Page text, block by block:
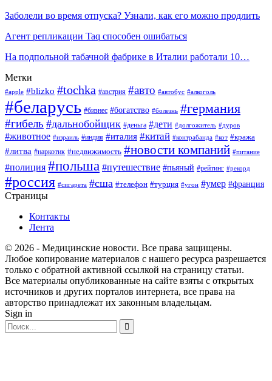
Заболели во время отпуска? Узнали, как его можно продлить
Агент репликации Taq способен ошибаться
На подпольной табачной фабрике в Италии работали 10…
Метки
#apple #blizko #tochka #австрия #авто #автобус #алкоголь
#беларусь #бизнес #богатство #болезнь #германия
#гибель #дальнобойщик #деньга #дети #долгожитель #дуров
#животное #израиль #индия #италия #китай #контрабанда #кот #кража
#литва #наркотик #недвижимость #новости компаний #питание
#полиция #польша #путешествие #пьяный #рейтинг #рекорд
#россия #сигарета #сша #телефон #турция #угон #умер #франция
Страницы
Контакты
Лента
© 2026 - Медицинские новости. Все права защищены.
Любое копирование материалов с нашего ресурса разрешается
только с обратной активной ссылкой на страницу статьи.
Все материалы опубликованные на сайте взяты с открытых
источников и других порталов интернета, все права на
авторство принадлежат их законным владельцам.
Sign in